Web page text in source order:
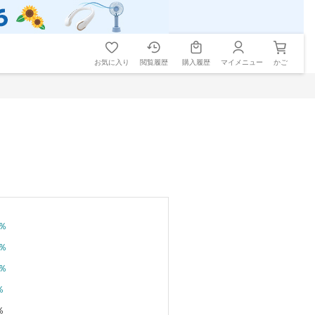
お気に入り 閲覧履歴 購入履歴 マイメニュー かご